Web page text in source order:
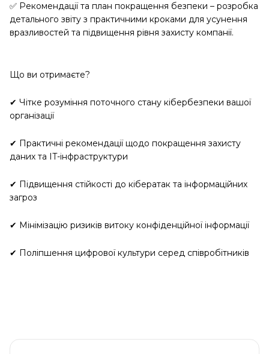
✅ Рекомендації та план покращення безпеки – розробка
детального звіту з практичними кроками для усунення
вразливостей та підвищення рівня захисту компанії.
Що ви отримаєте?
✔ Чітке розуміння поточного стану кібербезпеки вашої
організації
✔ Практичні рекомендації щодо покращення захисту
даних та IT-інфраструктури
✔ Підвищення стійкості до кібератак та інформаційних
загроз
✔ Мінімізацію ризиків витоку конфіденційної інформації
✔ Поліпшення цифрової культури серед співробітників